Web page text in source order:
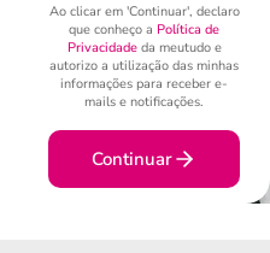
Ao clicar em 'Continuar', declaro
que conheço a Política de
Privacidadeda meutudo e
autorizo a utilização das minhas
informações para receber e-
mails e notificações.
Continuar